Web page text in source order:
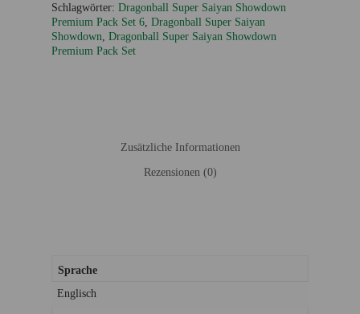
Schlagwörter: Dragonball Super Saiyan Showdown
Premium Pack Set 6 Dragonball Super Saiyan
Showdown Dragonball Super Saiyan Showdown
Premium Pack Set
Zusätzliche Informationen
Rezensionen (0)
Sprache
Englisch